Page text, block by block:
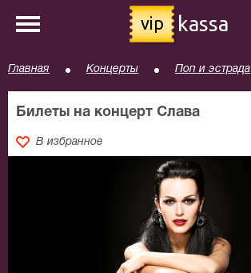
vip kassa
Главная Концерты Поп и эстрада
Билеты на концерт Слава
В избранное